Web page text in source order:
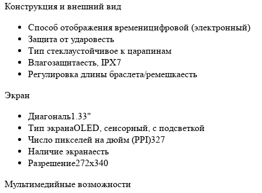
Конструкция и внешний вид
Способ отображения временицифровой (электронный)
Защита от ударовесть
Тип стеклаустойчивое к царапинам
Влагозащитаесть, IPX7
Регулировка длины браслета/ремешкаесть
Экран
Диагональ1.33"
Тип экранаOLED, сенсорный, с подсветкой
Число пикселей на дюйм (PPI)327
Наличие экранаесть
Разрешение272x340
Мультимедийные возможности